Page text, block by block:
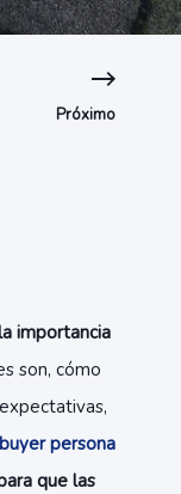
Próximo
importancia
son, cómo
buyer persona
que las